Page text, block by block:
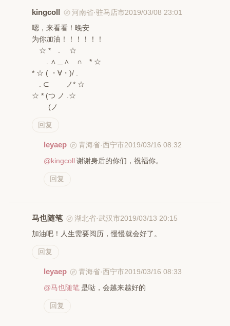
kingcoll 河南省·驻马店市2019/03/08 23:01
嗯，来看看！晚安
为你加油！！！！！！
☆ * . ☆
. ∧＿∧ ∩ * ☆
* ☆ ( ・∀・)/ .
. ⊂ ノ* ☆
☆ * (つ ノ .☆
(ノ
回复
leyaep 青海省·西宁市2019/03/16 08:32
@kingcoll 谢谢身后的你们，祝福你。
回复
马也随笔 湖北省·武汉市2019/03/13 20:15
加油吧！人生需要阅历，慢慢就会好了。
回复
leyaep 青海省·西宁市2019/03/16 08:33
@马也随笔 是哒，会越来越好的
回复